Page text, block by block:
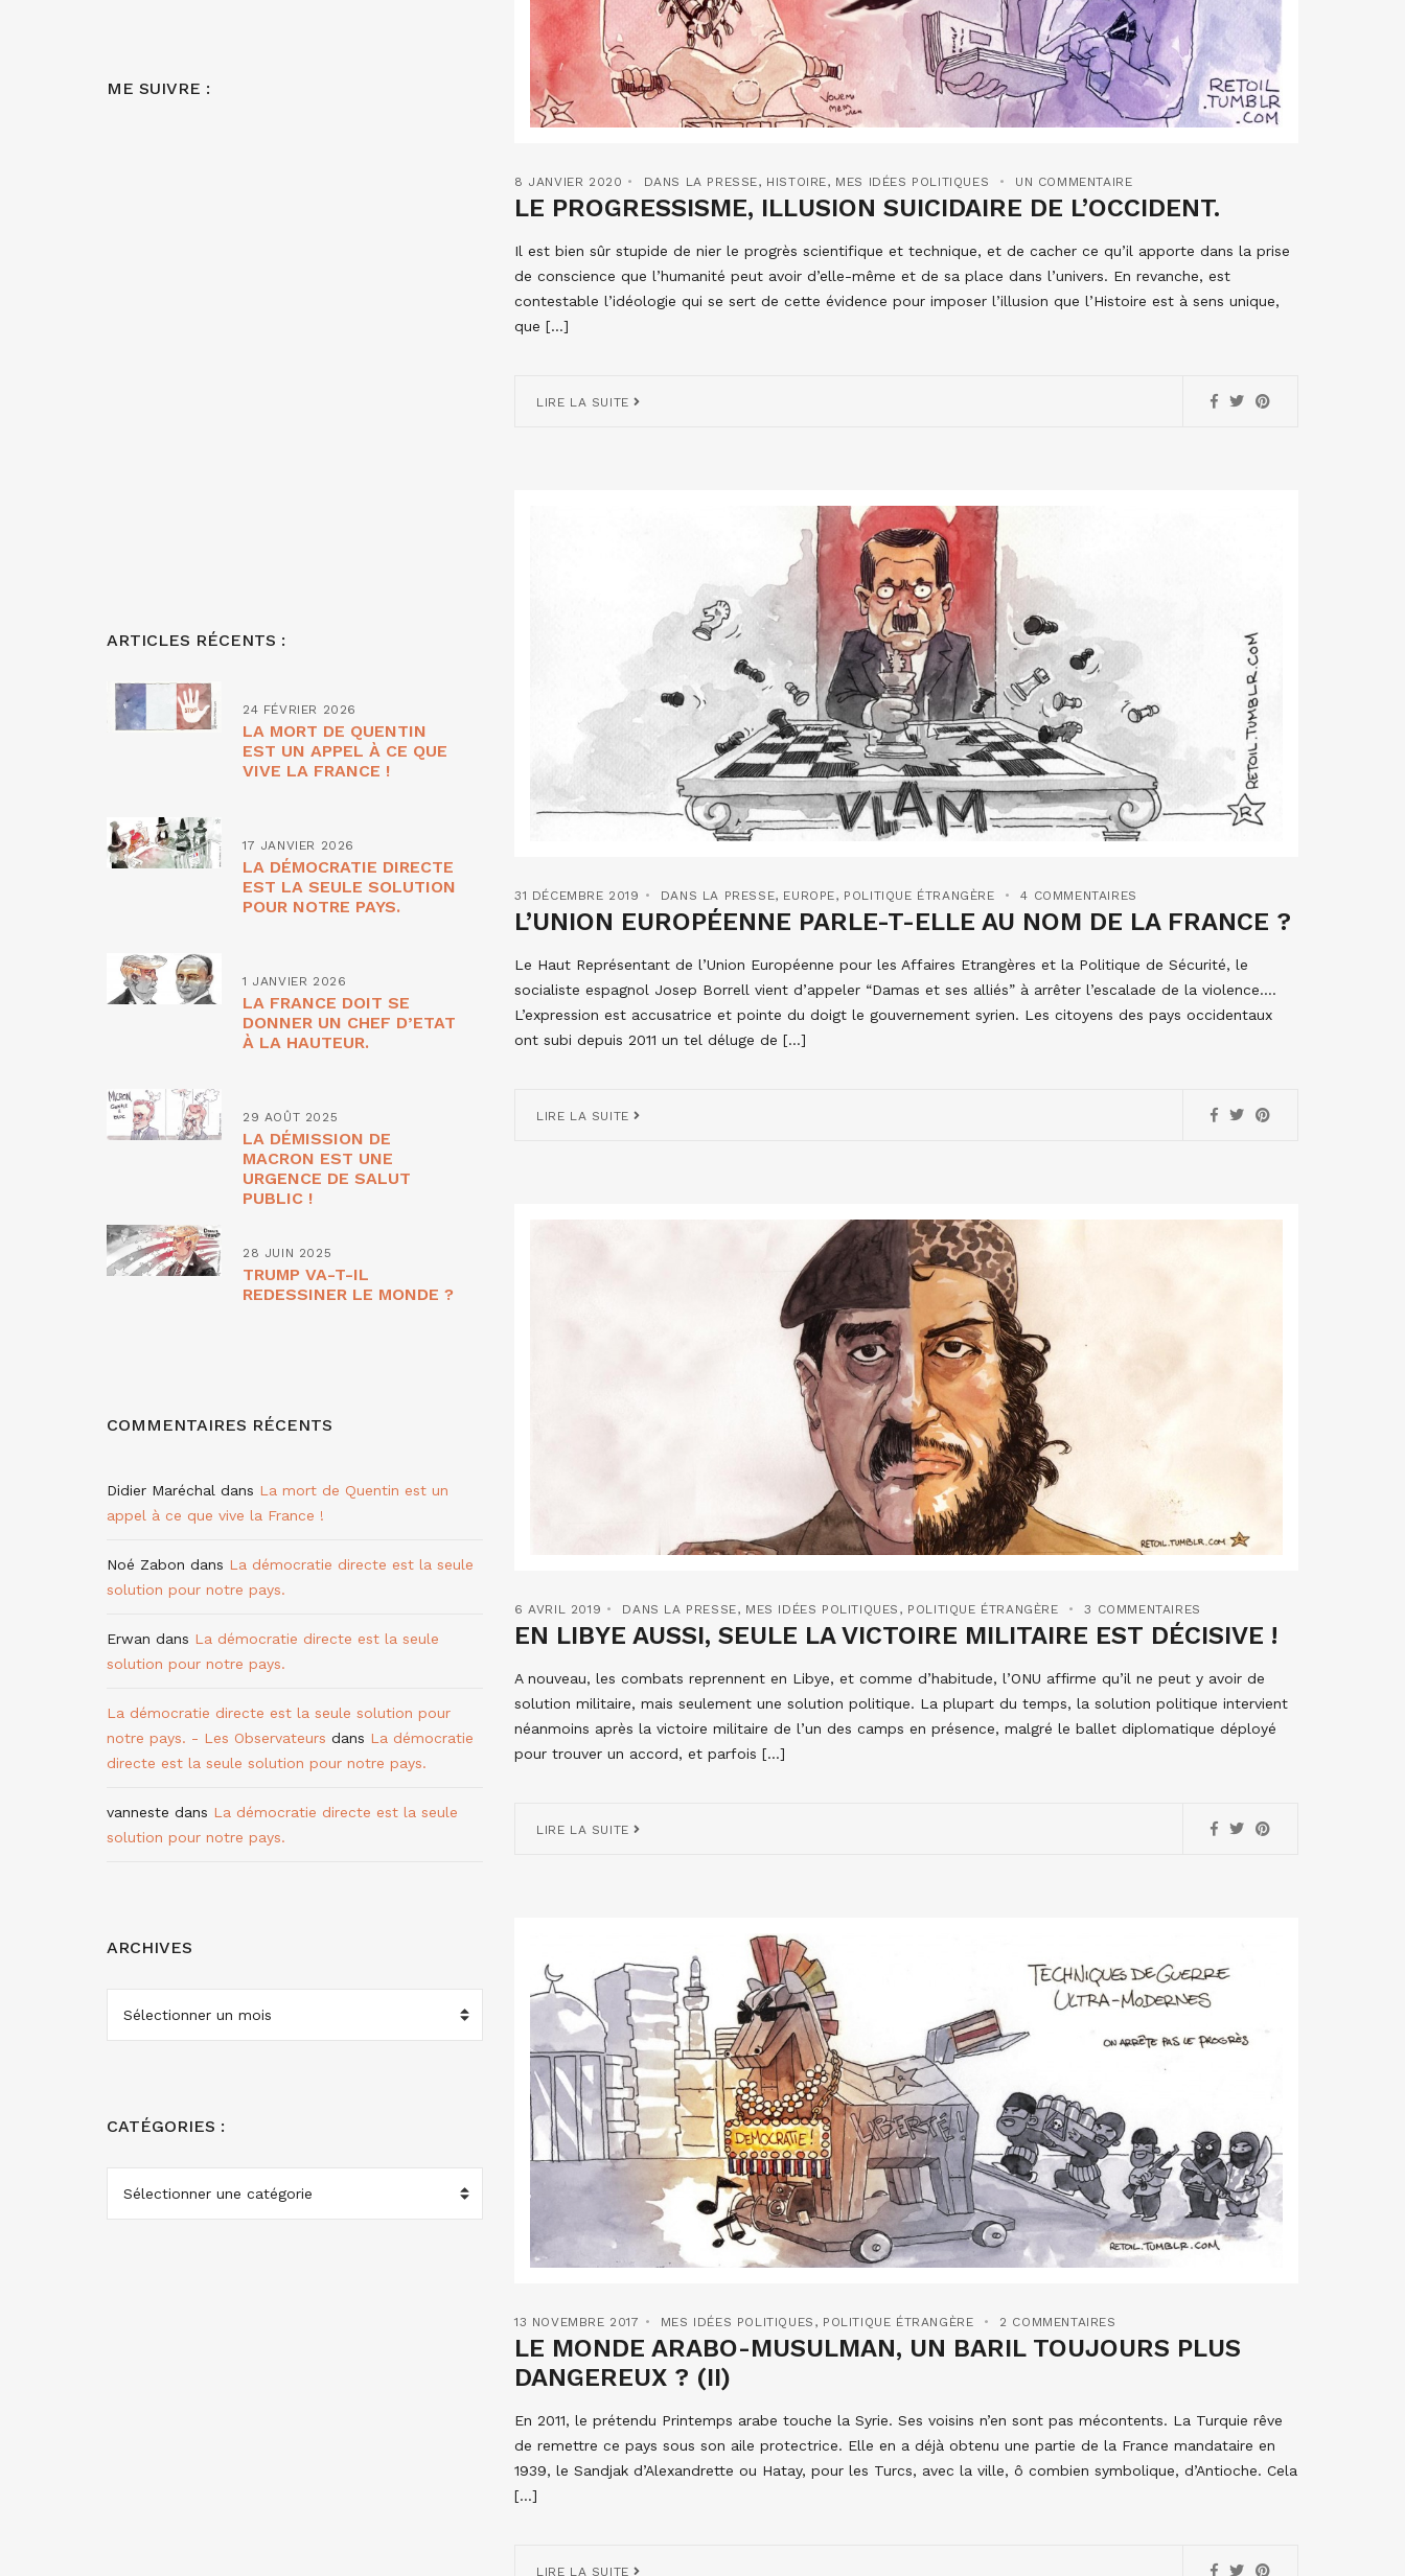
8 JANVIER 2020 DANS LA PRESSE, HISTOIRE, MES IDÉES POLITIQUES UN COMMENTAIRE
LE PROGRESSISME, ILLUSION SUICIDAIRE DE L’OCCIDENT.
Il est bien sûr stupide de nier le progrès scientifique et technique, et de cacher ce qu’il apporte dans la prise
de conscience que l’humanité peut avoir d’elle-même et de sa place dans l’univers. En revanche, est
contestable l’idéologie qui se sert de cette évidence pour imposer l’illusion que l’Histoire est à sens unique,
que […]
LIRE LA SUITE
31 DÉCEMBRE 2019 DANS LA PRESSE, EUROPE, POLITIQUE ÉTRANGÈRE 4 COMMENTAIRES
L’UNION EUROPÉENNE PARLE-T-ELLE AU NOM DE LA FRANCE ?
Le Haut Représentant de l’Union Européenne pour les Affaires Etrangères et la Politique de Sécurité, le
socialiste espagnol Josep Borrell vient d’appeler “Damas et ses alliés” à arrêter l’escalade de la violence….
L’expression est accusatrice et pointe du doigt le gouvernement syrien. Les citoyens des pays occidentaux
ont subi depuis 2011 un tel déluge de […]
LIRE LA SUITE
6 AVRIL 2019 DANS LA PRESSE, MES IDÉES POLITIQUES , POLITIQUE ÉTRANGÈRE 3 COMMENTAIRES
EN LIBYE AUSSI, SEULE LA VICTOIRE MILITAIRE EST DÉCISIVE !
A nouveau, les combats reprennent en Libye, et comme d’habitude, l’ONU affirme qu’il ne peut y avoir de
solution militaire, mais seulement une solution politique. La plupart du temps, la solution politique intervient
néanmoins après la victoire militaire de l’un des camps en présence, malgré le ballet diplomatique déployé
pour trouver un accord, et parfois […]
LIRE LA SUITE
13 NOVEMBRE 2017 MES IDÉES POLITIQUES , POLITIQUE ÉTRANGÈRE 2 COMMENTAIRES
LE MONDE ARABO-MUSULMAN, UN BARIL TOUJOURS PLUS
DANGEREUX ? (II)
En 2011, le prétendu Printemps arabe touche la Syrie. Ses voisins n’en sont pas mécontents. La Turquie rêve
de remettre ce pays sous son aile protectrice. Elle en a déjà obtenu une partie de la France mandataire en
1939, le Sandjak d’Alexandrette ou Hatay, pour les Turcs, avec la ville, ô combien symbolique, d’Antioche. Cela
[…]
LIRE LA SUITE
ME SUIVRE :
ARTICLES RÉCENTS :
24 FÉVRIER 2026
LA MORT DE QUENTIN
EST UN APPEL À CE QUE
VIVE LA FRANCE !
17 JANVIER 2026
LA DÉMOCRATIE DIRECTE
EST LA SEULE SOLUTION
POUR NOTRE PAYS.
1 JANVIER 2026
LA FRANCE DOIT SE
DONNER UN CHEF D’ETAT
À LA HAUTEUR.
29 AOÛT 2025
LA DÉMISSION DE
MACRON EST UNE
URGENCE DE SALUT
PUBLIC !
28 JUIN 2025
TRUMP VA-T-IL
REDESSINER LE MONDE ?
COMMENTAIRES RÉCENTS
Didier Maréchal dans La mort de Quentin est un
appel à ce que vive la France !
Noé Zabon dans La démocratie directe est la seule
solution pour notre pays.
Erwan dans La démocratie directe est la seule
solution pour notre pays.
La démocratie directe est la seule solution pour
notre pays. - Les Observateurs dans La démocratie
directe est la seule solution pour notre pays.
vanneste dans La démocratie directe est la seule
solution pour notre pays.
ARCHIVES
ARCHIVES
CATÉGORIES :
CATÉGORIES